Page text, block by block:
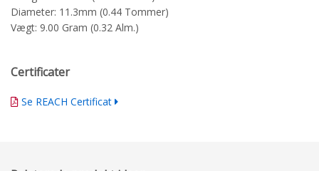
Diameter: 11.3mm (0.44 Tommer)
Vægt: 9.00 Gram (0.32 Alm.)
Certificater
Se REACH Certificat